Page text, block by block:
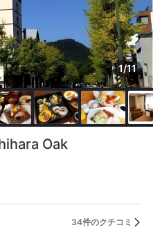
1/11
Oak
34件のクチコミ